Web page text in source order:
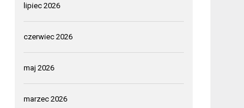
lipiec 2026
czerwiec 2026
maj 2026
marzec 2026